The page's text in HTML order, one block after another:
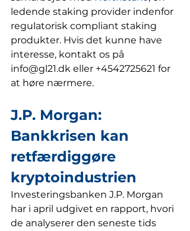
ledende staking provider indenfor
regulatorisk compliant staking
produkter. Hvis det kunne have
interesse, kontakt os på
info@gl21.dk eller +4542725621 for
at høre nærmere.
J.P. Morgan:
Bankkrisen kan
retfærdiggøre
kryptoindustrien
Investeringsbanken J.P. Morgan
har i april udgivet en rapport, hvori
de analyserer den seneste tids